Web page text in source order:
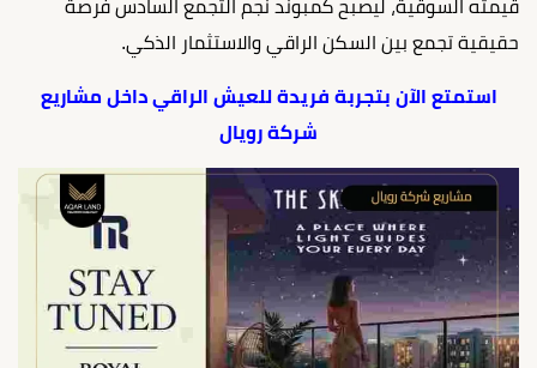
قيمته السوقية، ليصبح كمبوند نجم التجمع السادس فرصة
حقيقية تجمع بين السكن الراقي والاستثمار الذكي.
استمتع الآن بتجربة فريدة للعيش الراقي داخل مشاريع
شركة رويال